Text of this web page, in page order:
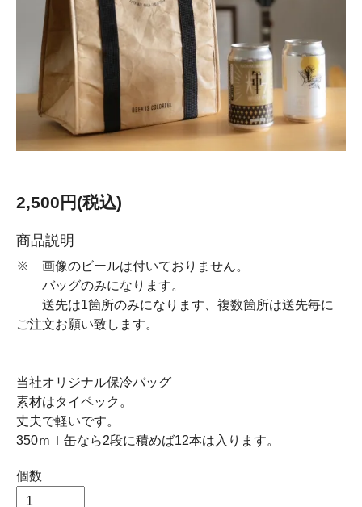
2,500円(税込)
商品説明
※ 画像のビールは付いておりません。
バッグのみになります。
送先は1箇所のみになります、複数箇所は送先毎に
ご注文お願い致します。
当社オリジナル保冷バッグ
素材はタイペック。
丈夫で軽いです。
350ｍｌ缶なら2段に積めば12本は入ります。
個数